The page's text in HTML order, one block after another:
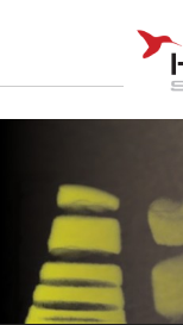
Instrumentation